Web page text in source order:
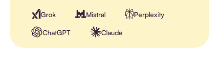
Grok Mistral Perplexity
ChatGPT Claude